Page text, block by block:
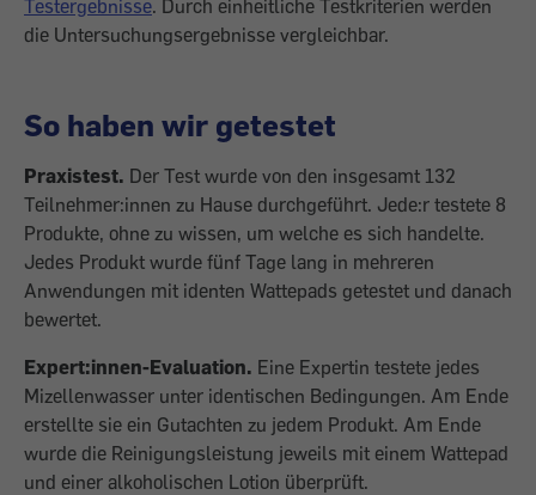
Testergebnisse. Durch einheitliche Testkriterien werden
die Untersuchungsergebnisse vergleichbar.
So haben wir getestet
Praxistest. Der Test wurde von den insgesamt 132
Teilnehmer:innen zu Hause durchgeführt. Jede:r testete 8
Produkte, ohne zu wissen, um welche es sich handelte.
Jedes Produkt wurde fünf Tage lang in mehreren
Anwendungen mit identen Wattepads getestet und danach
bewertet.
Expert:innen-Evaluation. Eine Expertin testete jedes
Mizellenwasser unter identischen Bedingungen. Am Ende
erstellte sie ein Gutachten zu jedem Produkt. Am Ende
wurde die Reinigungsleistung jeweils mit einem Wattepad
und einer alkoholischen Lotion überprüft.